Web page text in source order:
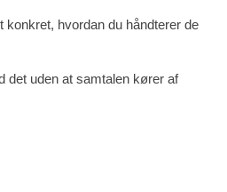
konkret, hvordan du håndterer de
det uden at samtalen kører af